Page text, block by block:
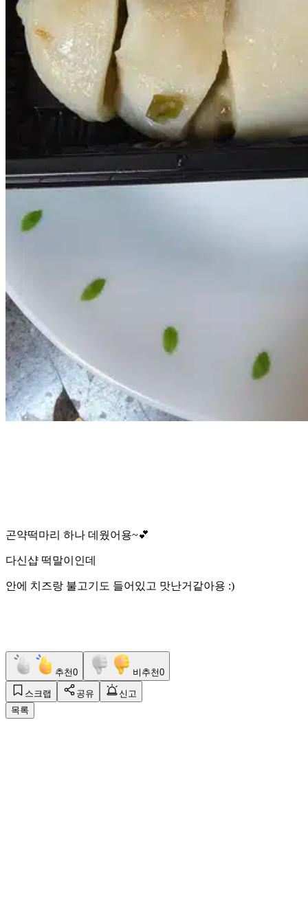
곤약떡마리 하나 데웠어용~💕
다신샵 떡말이인데
안에 치즈랑 불고기도 들어있고 맛난거같아용 :)
추천0 비추천0
스크랩 공유
신고
목록